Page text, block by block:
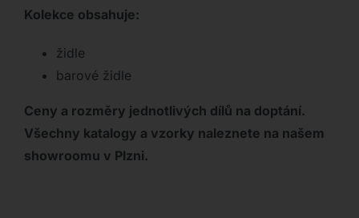
Kolekce obsahuje:
židle
barové židle
Ceny a rozměry jednotlivých dílů na doptání.
Všechny katalogy a vzorky naleznete na našem
showroomu v Plzni.